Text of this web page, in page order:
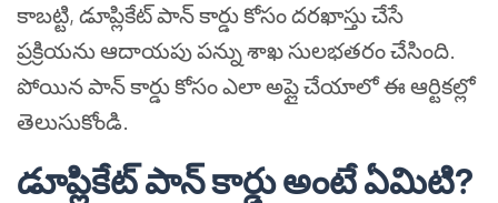
కాబట్టి, డూప్లికేట్ పాన్ కార్డు కోసం దరఖాస్తు చేసే
ప్రక్రియను ఆదాయపు పన్ను శాఖ సులభతరం చేసింది.
పోయిన పాన్ కార్డు కోసం ఎలా అప్లై చేయాలో ఈ ఆర్టికల్లో
తెలుసుకోండి.
డూప్లికేట్ పాన్ కార్డు అంటే ఏమిటి?